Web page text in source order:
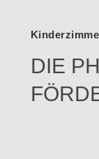
DIE